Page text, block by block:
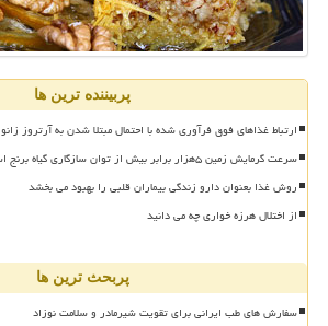
پربیننده ترین ها
ارتباط غذاهای فوق فرآوری شده با احتمال مبتلا شدن به آرتروز زانو
سرعت گرمایش زمین ۵هزار برابر بیش از توان سازگاری گیاه برنج است
روش غذا بعنوان دارو زندگی بیماران قلبی را بهبود می بخشد
از اختلال هرزه خواری چه می دانید
پربحث ترین ها
سفارش های طب ایرانی برای تقویت شیرمادر و سلامت نوزاد